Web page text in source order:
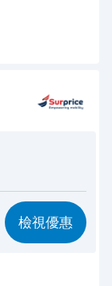
8.2
8.6
檢視優惠